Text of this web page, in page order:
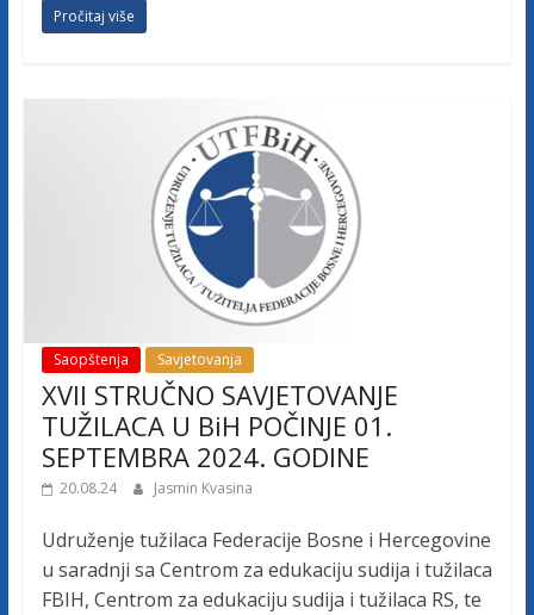
Pročitaj više
Saopštenja Savjetovanja
XVII STRUČNO SAVJETOVANJE
TUŽILACA U BiH POČINJE 01.
SEPTEMBRA 2024. GODINE
20.08.24 Jasmin Kvasina
Udruženje tužilaca Federacije Bosne i Hercegovine
u saradnji sa Centrom za edukaciju sudija i tužilaca
FBIH, Centrom za edukaciju sudija i tužilaca RS, te